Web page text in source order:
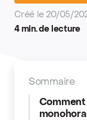
Créé le 20/05/
4 min. de lecture
Sommaire